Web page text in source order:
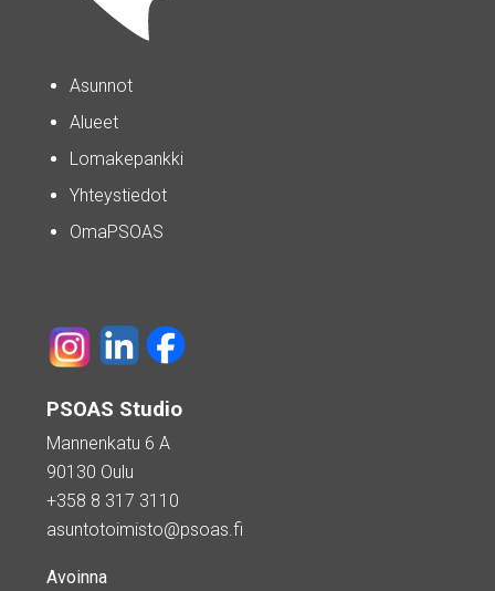
Asunnot
Alueet
Lomakepankki
Yhteystiedot
OmaPSOAS
PSOAS Studio
Mannenkatu 6 A
90130 Oulu
+358 8 317 3110
asuntotoimisto@psoas.fi
Avoinna